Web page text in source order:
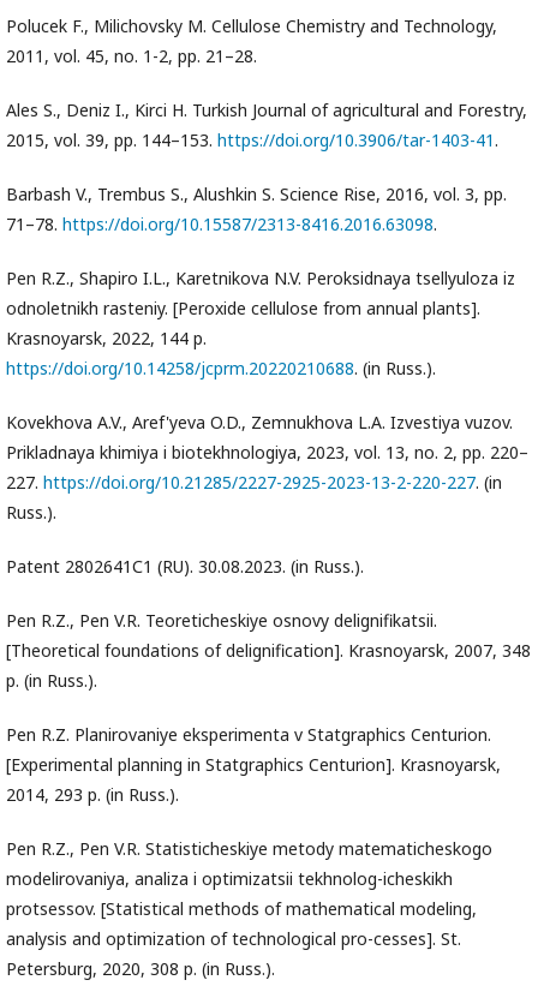
Polucek F., Milichovsky M. Cellulose Chemistry and Technology,
2011, vol. 45, no. 1-2, pp. 21–28.
Ales S., Deniz I., Kirci H. Turkish Journal of agricultural and Forestry,
2015, vol. 39, pp. 144–153. https://doi.org/10.3906/tar-1403-41.
Barbash V., Trembus S., Alushkin S. Science Rise, 2016, vol. 3, pp.
71–78. https://doi.org/10.15587/2313-8416.2016.63098.
Pen R.Z., Shapiro I.L., Karetnikova N.V. Peroksidnaya tsellyuloza iz
odnoletnikh rasteniy. [Peroxide cellulose from annual plants].
Krasnoyarsk, 2022, 144 p.
https://doi.org/10.14258/jcprm.20220210688. (in Russ.).
Kovekhova A.V., Aref'yeva O.D., Zemnukhova L.A. Izvestiya vuzov.
Prikladnaya khimiya i biotekhnologiya, 2023, vol. 13, no. 2, pp. 220–
227. https://doi.org/10.21285/2227-2925-2023-13-2-220-227. (in
Russ.).
Patent 2802641С1 (RU). 30.08.2023. (in Russ.).
Pen R.Z., Pen V.R. Teoreticheskiye osnovy delignifikatsii.
[Theoretical foundations of delignification]. Krasnoyarsk, 2007, 348
p. (in Russ.).
Pen R.Z. Planirovaniye eksperimenta v Statgraphics Centurion.
[Experimental planning in Statgraphics Centurion]. Krasnoyarsk,
2014, 293 p. (in Russ.).
Pen R.Z., Pen V.R. Statisticheskiye metody matematicheskogo
modelirovaniya, analiza i optimizatsii tekhnolog-icheskikh
protsessov. [Statistical methods of mathematical modeling,
analysis and optimization of technological pro-cesses]. St.
Petersburg, 2020, 308 p. (in Russ.).